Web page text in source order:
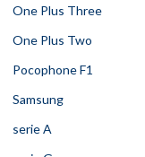
One Plus Three
One Plus Two
Pocophone F1
Samsung
serie A